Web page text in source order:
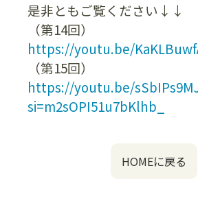
是非ともご覧ください↓↓
（第14回）
https://youtu.be/
（第15回）
https://youtu.be/
si=m2sOPI51u7bKlhb_
HOMEに戻る